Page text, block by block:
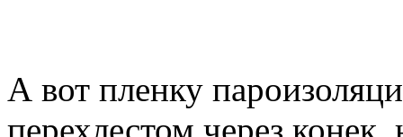
А вот пленку
перехлестом через